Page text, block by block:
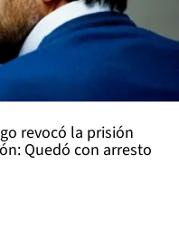
revocó la prisión
Quedó con arresto